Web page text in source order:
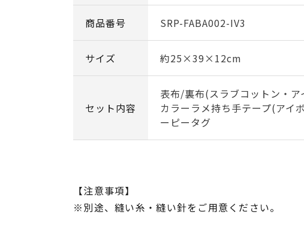
商品番号 SRP-FABA002-IV3
サイズ 約25×39×12cm
セット内容
表布/裏布(スラブコットン・
カラーラメ持ち手テープ(ア
ーピータグ
【注意事項】
※別途、縫い糸・縫い針をご用意ください。